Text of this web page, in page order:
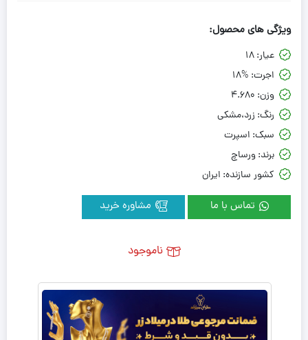
ویژگی های محصول:
عیار:18
اجرت: 18%
وزن: 4.680
رنگ: زرد،مشکی
سبک: اسپرت
برند:ورساچ
کشور سازنده: ایران
تماس با ما
ناموجود